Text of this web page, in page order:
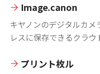
Image.canon
キヤノンのデジタルカ
レスに保存できるクラウ
プリント枚ル